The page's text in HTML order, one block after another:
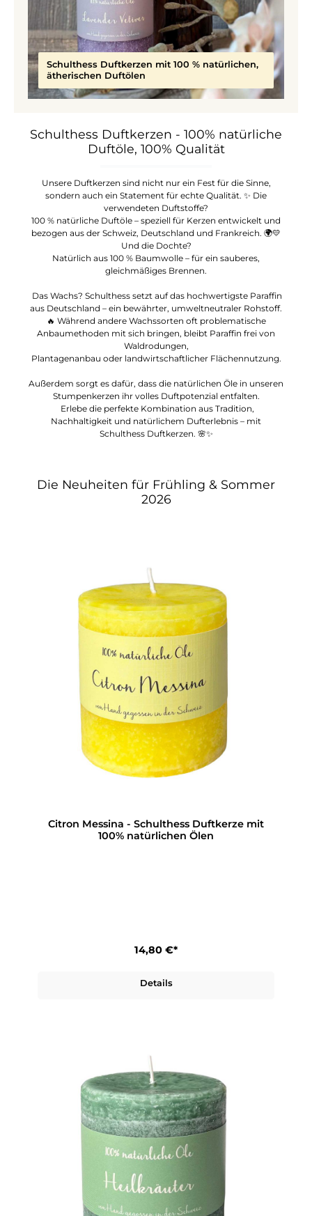
Schulthess Duftkerzen mit 100 % natürlichen,
ätherischen Duftölen
Schulthess Duftkerzen - 100% natürliche
Duftöle, 100% Qualität
Unsere Duftkerzen sind nicht nur ein Fest für die Sinne,
sondern auch ein Statement für echte Qualität. ✨ Die
verwendeten Duftstoffe?
100 % natürliche Duftöle – speziell für Kerzen entwickelt und
bezogen aus der Schweiz, Deutschland und Frankreich. 🌍💛
Und die Dochte?
Natürlich aus 100 % Baumwolle – für ein sauberes,
gleichmäßiges Brennen.
Das Wachs? Schulthess setzt auf das hochwertigste Paraffin
aus Deutschland – ein bewährter, umweltneutraler Rohstoff.
🔥 Während andere Wachssorten oft problematische
Anbaumethoden mit sich bringen, bleibt Paraffin frei von
Waldrodungen,
Plantagenanbau oder landwirtschaftlicher Flächennutzung.
Außerdem sorgt es dafür, dass die natürlichen Öle in unseren
Stumpenkerzen ihr volles Duftpotenzial entfalten.
Erlebe die perfekte Kombination aus Tradition,
Nachhaltigkeit und natürlichem Dufterlebnis – mit
Schulthess Duftkerzen. 🌸✨
Die Neuheiten für Frühling & Sommer
2026
Citron Messina - Schulthess Duftkerze mit
100% natürlichen Ölen
14,80 €*
Details